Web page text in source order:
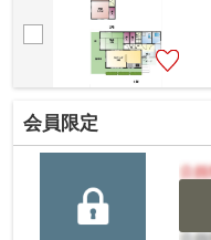
会員限定